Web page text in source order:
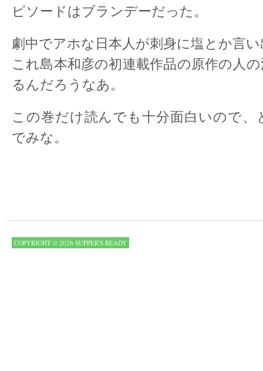
ピソードはブランデーだった。
劇中でアホな日本人が刺身に塩とか言
これ島本和彦の初連載作品の原作の人
るんだろうなあ。
この巻だけ読んでも十分面白いので、
でみな。
COPYRIGHT © 2026 SUPPER'S READY